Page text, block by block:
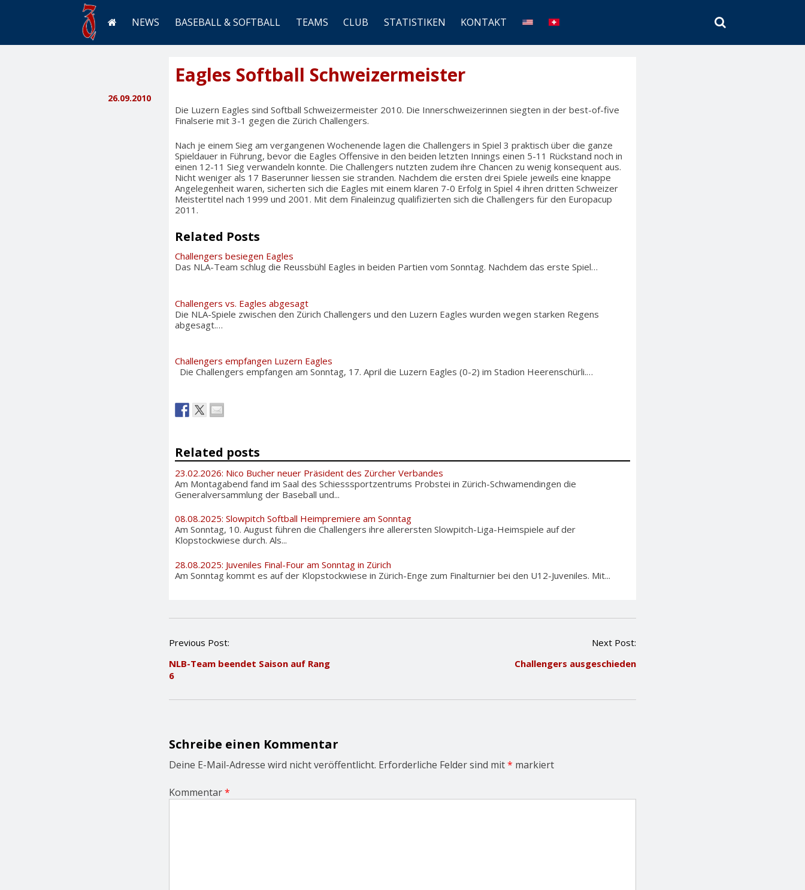
NEWS BASEBALL & SOFTBALL TEAMS CLUB STATISTIKEN KONTAKT
SEARCH
Eagles Softball Schweizermeister
26.09.2010
Die Luzern Eagles sind Softball Schweizermeister 2010. Die Innerschweizerinnen siegten in der best-of-five
Finalserie mit 3-1 gegen die Zürich Challengers.
Nach je einem Sieg am vergangenen Wochenende lagen die Challengers in Spiel 3 praktisch über die ganze
Spieldauer in Führung, bevor die Eagles Offensive in den beiden letzten Innings einen 5-11 Rückstand noch in
einen 12-11 Sieg verwandeln konnte. Die Challengers nutzten zudem ihre Chancen zu wenig konsequent aus.
Nicht weniger als 17 Baserunner liessen sie stranden. Nachdem die ersten drei Spiele jeweils eine knappe
Angelegenheit waren, sicherten sich die Eagles mit einem klaren 7-0 Erfolg in Spiel 4 ihren dritten Schweizer
Meistertitel nach 1999 und 2001. Mit dem Finaleinzug qualifizierten sich die Challengers für den Europacup
2011.
Related Posts
Challengers besiegen Eagles
Das NLA-Team schlug die Reussbühl Eagles in beiden Partien vom Sonntag. Nachdem das erste Spiel…
Challengers vs. Eagles abgesagt
Die NLA-Spiele zwischen den Zürich Challengers und den Luzern Eagles wurden wegen starken Regens
abgesagt.…
Challengers empfangen Luzern Eagles
Die Challengers empfangen am Sonntag, 17. April die Luzern Eagles (0-2) im Stadion Heerenschürli.…
Related posts
23.02.2026: Nico Bucher neuer Präsident des Zürcher Verbandes
Am Montagabend fand im Saal des Schiesssportzentrums Probstei in Zürich-Schwamendingen die
Generalversammlung der Baseball und...
08.08.2025: Slowpitch Softball Heimpremiere am Sonntag
Am Sonntag, 10. August führen die Challengers ihre allerersten Slowpitch-Liga-Heimspiele auf der
Klopstockwiese durch. Als...
28.08.2025: Juveniles Final-Four am Sonntag in Zürich
Am Sonntag kommt es auf der Klopstockwiese in Zürich-Enge zum Finalturnier bei den U12-Juveniles. Mit...
P
s
t
a
g
a
t
o
n
Previous Post:
NLB-Team beendet Saison auf Rang
6
Next Post:
Challengers ausgeschieden
Schreibe einen Kommentar
Deine E-Mail-Adresse wird nicht veröffentlicht. Erforderliche Felder sind mit* markiert
Kommentar*